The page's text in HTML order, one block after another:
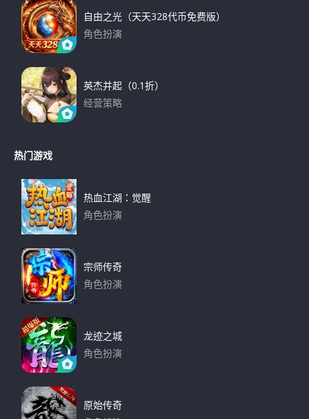
自由之光（天天328代币免费版）
角色扮演
英杰并起（0.1折）
经营策略
热门游戏
热血江湖：觉醒
角色扮演
宗师传奇
角色扮演
龙迹之城
角色扮演
原始传奇